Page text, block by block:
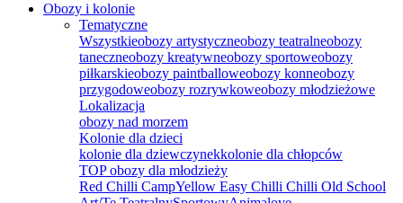
Obozy i kolonie
Tematyczne
Wszystkieobozy artystyczneobozy teatralneobozy
taneczneobozy kreatywneobozy sportoweobozy
piłkarskieobozy paintballoweobozy konneobozy
przygodoweobozy rozrywkoweobozy młodzieżowe
Lokalizacja
obozy nad morzem
Kolonie dla dzieci
kolonie dla dziewczynekkolonie dla chłopców
TOP obozy dla młodzieży
Red Chilli CampYellow Easy Chilli Chilli Old School